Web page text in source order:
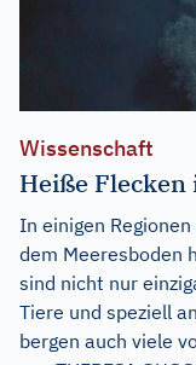
Wissenschaft
Heiße Flecken
In einigen
dem Meeresboden
sind nicht nur
Tiere und speziell
bergen auch viele